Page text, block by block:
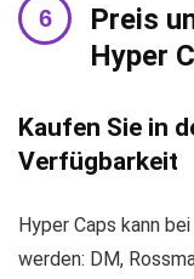
Preis
Hyper
Kaufen Sie in
Verfügbarkeit
Hyper Caps kann
werden: DM,